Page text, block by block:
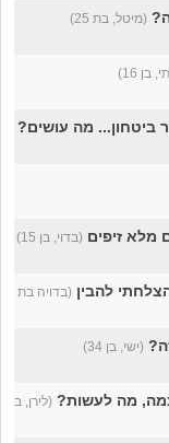
(מיטל, בת 25)
בן 16)
ביטחון... מה עושים?
מלא זיפים (בדוי, בן 15)
להבין (בדויה בת 14 וחצי, בת 14)
(ישי, בן 34)
(לירן, בן 40)